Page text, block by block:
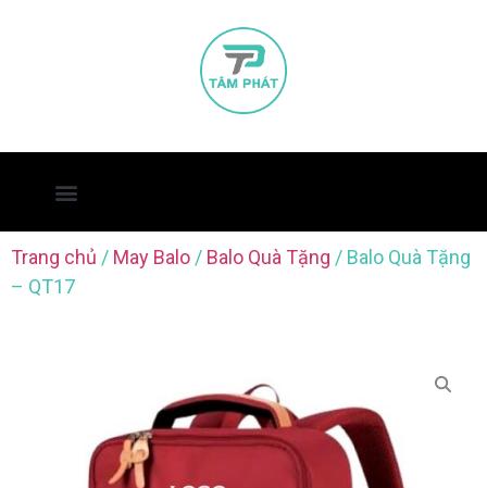
Trang chủ / May Balo / Balo Quà Tặng / Balo Quà Tặng
– QT17